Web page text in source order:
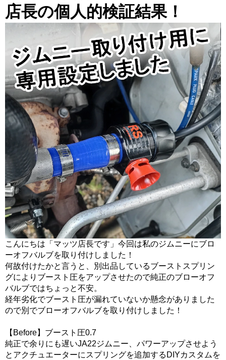
店長の個人的検証結果！
こんにちは「マッツ店長です」今回は私のジムニーにブロ
ーオフバルブを取り付けしました！
何故付けたかと言うと、別出品しているブーストスプリン
グによりブースト圧をアップさせたので純正のブローオフ
バルブではちょっと不安。
経年劣化でブースト圧が漏れていないか懸念がありました
ので別でブローオフバルブを取り付けしました！
【Before】ブースト圧0.7
純正で余りにも遅いJA22ジムニー、パワーアップさせよう
とアクチュエーターにスプリングを追加するDIYカスタムを